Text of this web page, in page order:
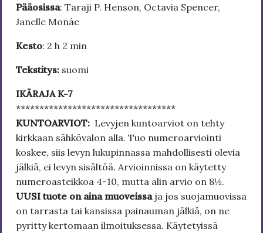
Pääosissa: Taraji P. Henson, Octavia Spencer,
Janelle Monáe
Kesto: 2 h 2 min
Tekstitys: suomi
IKÄRAJA K-7
**********************************
KUNTOARVIOT: Levyjen kuntoarviot on tehty
kirkkaan sähkövalon alla. Tuo numeroarviointi
koskee, siis levyn lukupinnassa mahdollisesti olevia
jälkiä, ei levyn sisältöä. Arvioinnissa on käytetty
numeroasteikkoa 4-10, mutta alin arvio on 8½.
UUSI tuote on aina muoveissa ja jos suojamuovissa
on tarrasta tai kansissa painauman jälkiä, on ne
pyritty kertomaan ilmoituksessa. Käytetyissä